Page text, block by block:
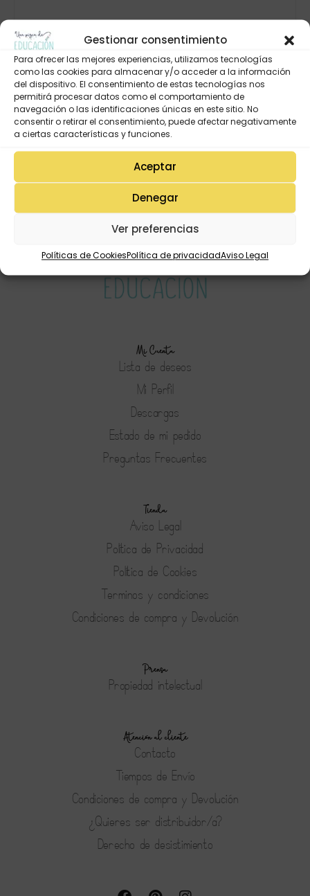
Gestionar consentimiento
Para ofrecer las mejores experiencias, utilizamos tecnologías
como las cookies para almacenar y/o acceder a la información
del dispositivo. El consentimiento de estas tecnologías nos
permitirá procesar datos como el comportamiento de
navegación o las identificaciones únicas en este sitio. No
consentir o retirar el consentimiento, puede afectar negativamente
a ciertas características y funciones.
Aceptar
Denegar
Ver preferencias
Políticas de CookiesPolítica de privacidadAviso Legal
Mi Cuenta
Lista de deseos
Mi Perfil
Descargas
Estado de mi pedido
Preguntas Frecuentes
Tienda
Aviso Legal
Política de Privacidad
Política de Cookies
Terminos y condiciones
Condiciones de compra y Devolución
Prensa
Propiedad intelectual
Atención al cliente
Contacto
Tiempos de Envío
Condiciones de compra y Devolución
¿Quieres ser distribuidor/a?
Derecho de desistimiento